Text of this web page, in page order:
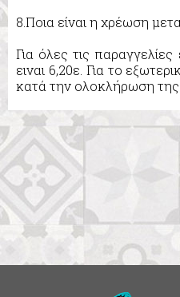
8.Ποια είναι η χρέωση
Για όλες τις
ειναι 6,20ε. Για το
κατά την ολοκλήρωση της